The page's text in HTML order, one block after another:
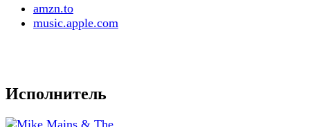
amzn.to
music.apple.com
Исполнитель